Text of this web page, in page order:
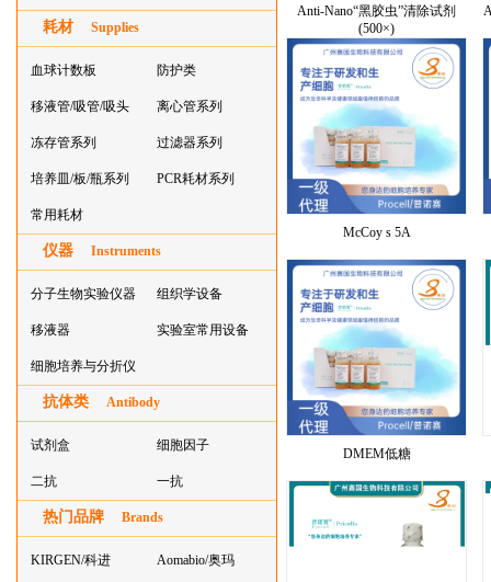
耗材 Supplies
血球计数板 防护类
移液管/吸管/吸头
系列
离心管系列
冻存管系列 过滤器系列
培养皿/板/瓶系列 PCR耗材系列
常用耗材
仪器 Instruments
分子生物实验仪器 组织学设备
移液器 实验室常用设备
细胞培养与分折仪
器叠
抗体类 Antibody
试剂盒 细胞因子
二抗 一抗
热门品牌 Brands
KIRGEN/科进 Aomabio/奥玛
Anti-Nano“黑胶虫”清除试剂
(500×)
McCoy s 5A
DMEM低糖